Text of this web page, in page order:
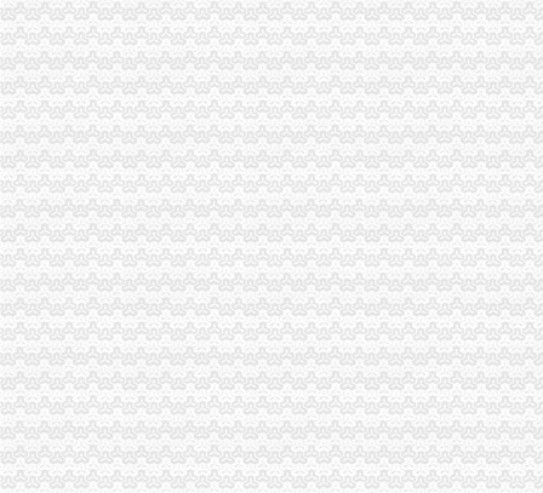
变更人后海关报关注册登记证书要办理变更需要哪些资料？-阿里巴
企业的《中华共和国海关进出口货物收发货人报关注册登记证书》
中华共和国海关进出口货人报关注册登记证书逾期年检失效后该怎